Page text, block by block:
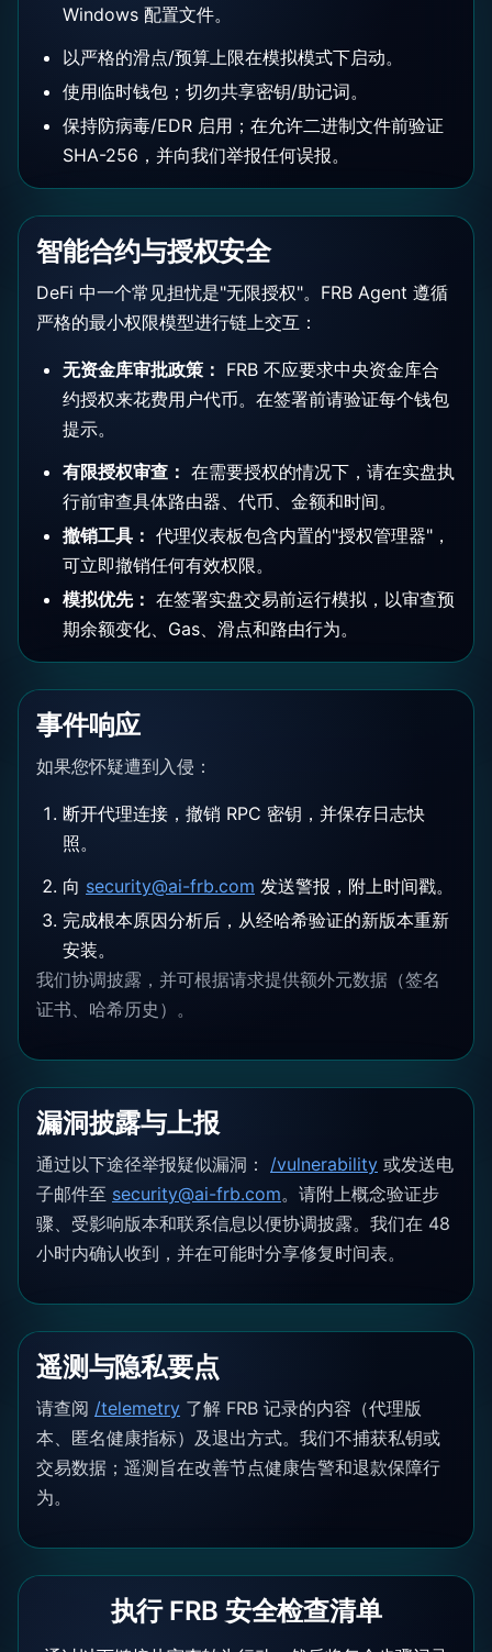
Windows 配置文件。
以严格的滑点/预算上限在模拟模式下启动。
使用临时钱包；切勿共享密钥/助记词。
保持防病毒/EDR 启用；在允许二进制文件前验证
SHA-256，并向我们举报任何误报。
智能合约与授权安全
DeFi 中一个常见担忧是"无限授权"。FRB Agent 遵循
严格的最小权限模型进行链上交互：
无资金库审批政策： FRB 不应要求中央资金库合
约授权来花费用户代币。在签署前请验证每个钱包
提示。
有限授权审查： 在需要授权的情况下，请在实盘执
行前审查具体路由器、代币、金额和时间。
撤销工具： 代理仪表板包含内置的"授权管理器"，
可立即撤销任何有效权限。
模拟优先： 在签署实盘交易前运行模拟，以审查预
期余额变化、Gas、滑点和路由行为。
事件响应
如果您怀疑遭到入侵：
断开代理连接，撤销 RPC 密钥，并保存日志快
照。
向 security@ai-frb.com 发送警报，附上时间戳。
完成根本原因分析后，从经哈希验证的新版本重新
安装。
我们协调披露，并可根据请求提供额外元数据（签名
证书、哈希历史）。
漏洞披露与上报
通过以下途径举报疑似漏洞： /vulnerability 或发送电
子邮件至 security@ai-frb.com。请附上概念验证步
骤、受影响版本和联系信息以便协调披露。我们在 48
小时内确认收到，并在可能时分享修复时间表。
遥测与隐私要点
请查阅 /telemetry 了解 FRB 记录的内容（代理版
本、匿名健康指标）及退出方式。我们不捕获私钥或
交易数据；遥测旨在改善节点健康告警和退款保障行
为。
执行 FRB 安全检查清单